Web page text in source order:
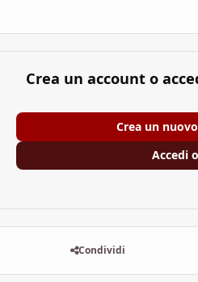
Crea un account o
Crea un
Accedi
Condividi